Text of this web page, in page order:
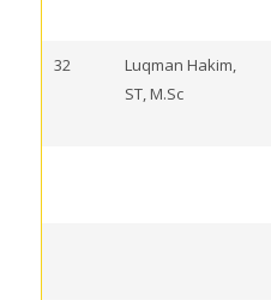
32
Luqman Hakim,
ST, M.Sc